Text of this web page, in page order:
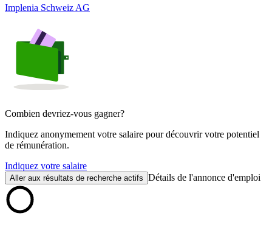
Implenia Schweiz AG
Combien devriez-vous gagner?
Indiquez anonymement votre salaire pour découvrir votre potentiel
de rémunération.
Indiquez votre salaire
Aller aux résultats de recherche actifs Détails de l'annonce d'emploi